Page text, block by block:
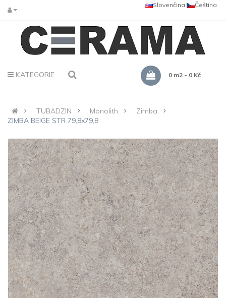
Čeština
Slovenčina
KATEGORIE 0 m2 - 0 Kč
TUBADZIN Monolith
Zimba
ZIMBA BEIGE STR 79,8x79,8